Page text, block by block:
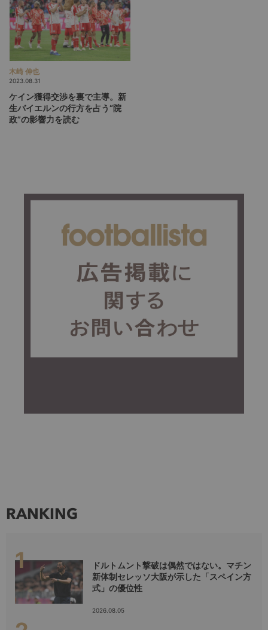
木崎 伸也
2023.08.31
ケイン獲得交渉を裏で主導。新
生バイエルンの行方を占う“院
政”の影響力を読む
RANKING
ドルトムント撃破は偶然ではない。マチン
新体制セレッソ大阪が示した「スペイン方
式」の優位性
2026.08.05